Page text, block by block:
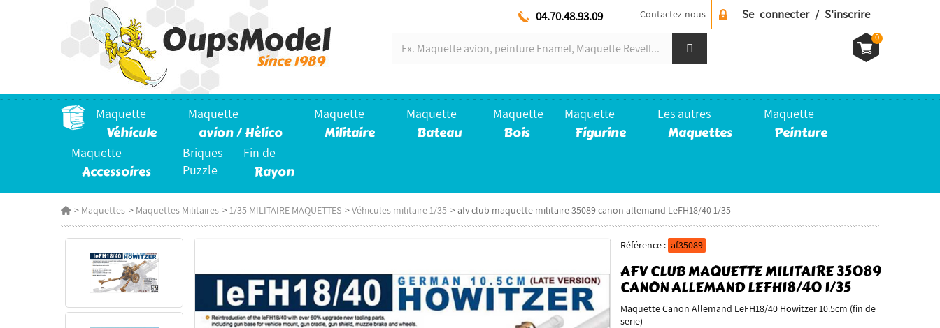
Se connecter / S'inscrire
Contactez-nous
04.70.48.93.09
0
Maquette
Véhicule
Maquette
avion / Hélico
Maquette
Militaire
Maquette
Bateau
Maquette
Bois
Maquette
Figurine
Les autres
Maquettes
Maquette
Peinture
Maquette
Accessoires
Briques
Puzzle
Fin de
Rayon
> Maquettes > Maquettes Militaires >1/35 MILITAIRE MAQUETTES >Véhicules militaire 1/35 >afv club maquette militaire 35089 canon allemand LeFH18/40 1/35
Référence : af35089
AFV CLUB MAQUETTE MILITAIRE 35089
CANON ALLEMAND LEFH18/40 1/35
Maquette Canon Allemand LeFH18/40 Howitzer 10.5cm (fin de
serie)